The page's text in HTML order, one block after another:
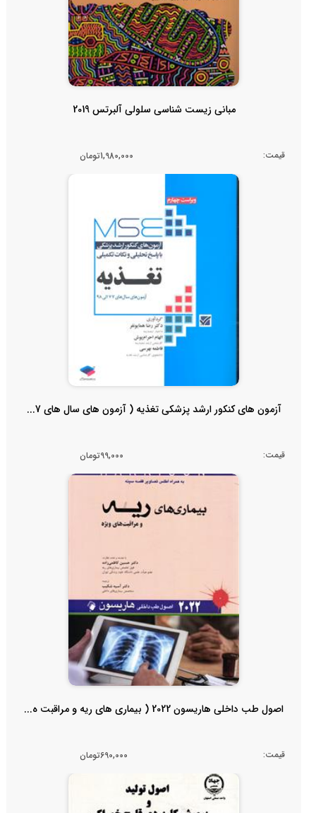
مبانی زیست شناسی سلولی آلبرتس 2019
قیمت: 1,980,000تومان
آزمون های کنکور ارشد پزشکی تغذیه ( آزمون های سال های 7...
قیمت: 99,000تومان
اصول طب داخلی هاریسون 2022 ( بیماری های ریه و مراقبت ه...
قیمت: 690,000تومان